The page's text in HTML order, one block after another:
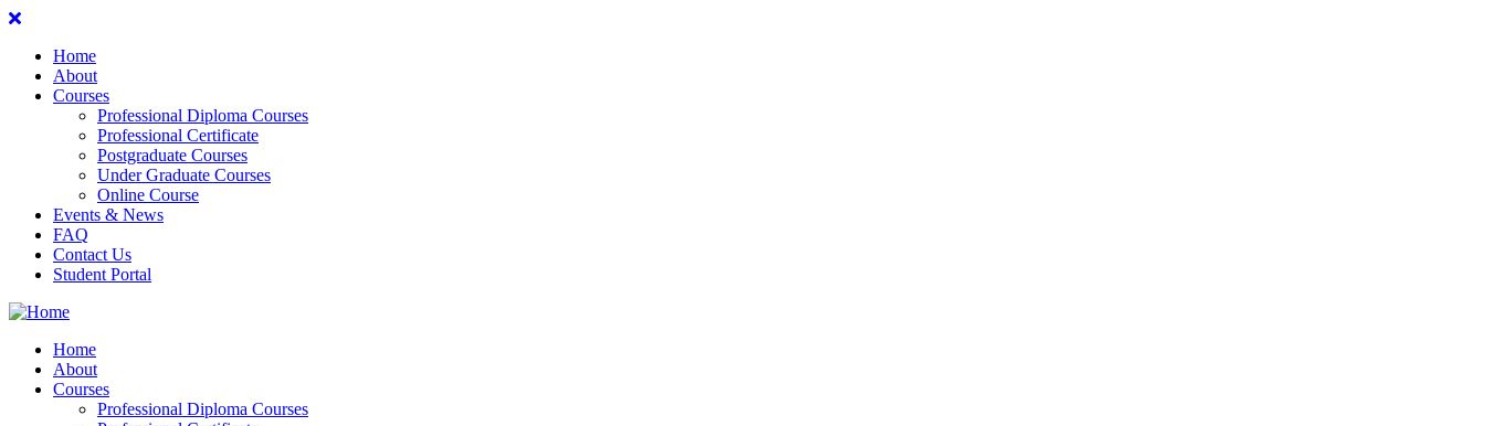
Home
About
Courses
Professional Diploma Courses
Professional Certificate
Postgraduate Courses
Under Graduate Courses
Online Course
Events & News
FAQ
Contact Us
Student Portal
Home
About
Courses
Professional Diploma Courses